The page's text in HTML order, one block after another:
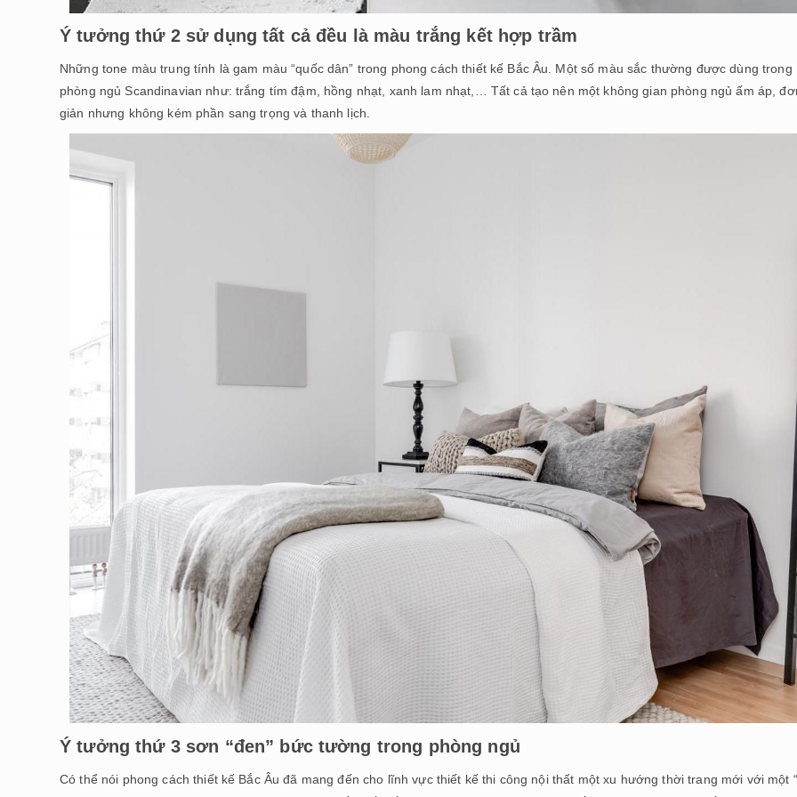
Ý tưởng thứ 2 sử dụng tất cả đều là màu trắng kết hợp trầm
Những tone màu trung tính là gam màu “quốc dân” trong phong cách thiết kế Bắc Âu. Một số màu sắc thường được dùng trong
phòng ngủ Scandinavian như: trắng tím đậm, hồng nhạt, xanh lam nhạt,… Tất cả tạo nên một không gian phòng ngủ ấm áp,
giản nhưng không kém phần sang trọng và thanh lịch.
Ý tưởng thứ 3 sơn “đen” bức tường trong phòng ngủ
Có thể nói phong cách thiết kế Bắc Âu đã mang đến cho lĩnh vực thiết kế thi công nội thất một xu hướng thời trang mới với một